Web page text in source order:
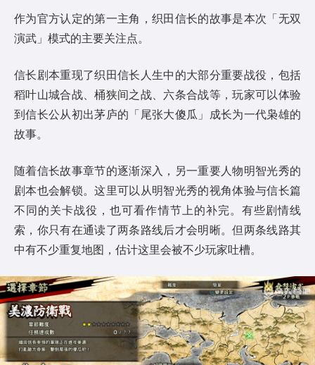
作为官方认定的第一主角，织田信长的故事是本次「无双
演武」模式的主要关注点。
信长剧本重现了织田信长人生中的大部分重要战役，包括
稻叶山城合战、桶狭间之战、六条合战等，玩家可以体验
到信长公从初出茅庐的「尾张大傻瓜」成长为一代枭雄的
故事。
随着信长故事章节的逐渐深入，另一重要人物明智光秀的
剧本也会解锁。这里可以从明智光秀的视角体验与信长篇
不同的关卡战役，也可看作情节上的补完。有些剧情线
索，你只有在通读了两条路线后才会明晰。但两条线路其
中有不少重复地图，估计这里会被不少玩家吐槽。